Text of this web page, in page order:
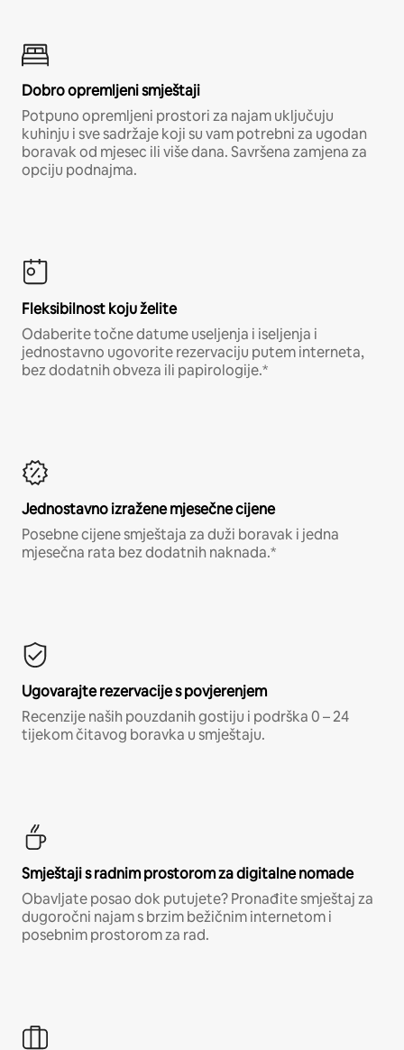
Dobro opremljeni smještaji
Potpuno opremljeni prostori za najam uključuju
kuhinju i sve sadržaje koji su vam potrebni za ugodan
boravak od mjesec ili više dana. Savršena zamjena za
opciju podnajma.
Fleksibilnost koju želite
Odaberite točne datume useljenja i iseljenja i
jednostavno ugovorite rezervaciju putem interneta,
bez dodatnih obveza ili papirologije.*
Jednostavno izražene mjesečne cijene
Posebne cijene smještaja za duži boravak i jedna
mjesečna rata bez dodatnih naknada.*
Ugovarajte rezervacije s povjerenjem
Recenzije naših pouzdanih gostiju i podrška 0 – 24
tijekom čitavog boravka u smještaju.
Smještaji s radnim prostorom za digitalne nomade
Obavljate posao dok putujete? Pronađite smještaj za
dugoročni najam s brzim bežičnim internetom i
posebnim prostorom za rad.